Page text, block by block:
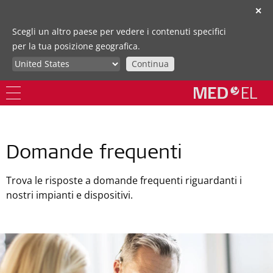
✕
Scegli un altro paese per vedere i contenuti specifici
per la tua posizione geografica.
Continua
Domande frequenti
Trova le risposte a domande frequenti riguardanti i
nostri impianti e dispositivi.